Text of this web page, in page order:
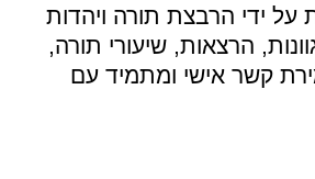
על ידי הרבצת תורה ויהדות
הרצאות, שיעורי תורה,
קשר אישי ומתמיד עם